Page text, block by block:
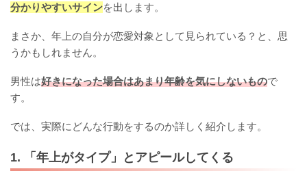
分かりやすいサインを出します。
まさか、年上の自分が恋愛対象として見られている？と、思
うかもしれません。
男性は好きになった場合はあまり年齢を気にしないもので
す。
では、実際にどんな行動をするのか詳しく紹介します。
1. 「年上がタイプ」とアピールしてくる